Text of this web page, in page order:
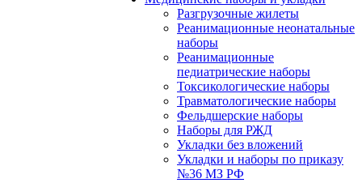
Разгрузочные жилеты
Реанимационные неонатальные
наборы
Реанимационные
педиатрические наборы
Токсикологические наборы
Травматологические наборы
Фельдшерские наборы
Наборы для РЖД
Укладки без вложений
Укладки и наборы по приказу
№36 МЗ РФ